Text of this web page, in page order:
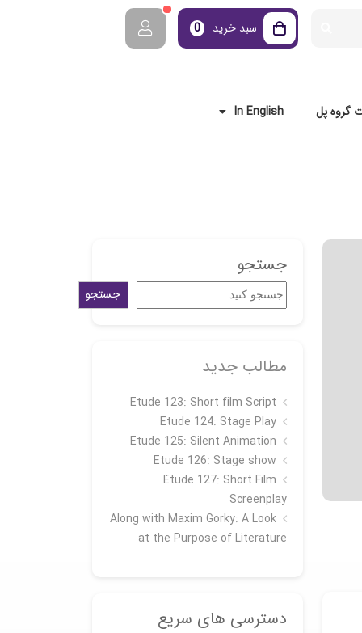
سبد خرید 0
گروه پل In English
جستجو
جستجو
مطالب جدید
Etude 123: Short film Script
Etude 124: Stage Play
Etude 125: Silent Animation
Etude 126: Stage show
Étude 127: Short Film
Screenplay
Along with Maxim Gorky: A Look
at the Purpose of Literature
دسترسی های سریع